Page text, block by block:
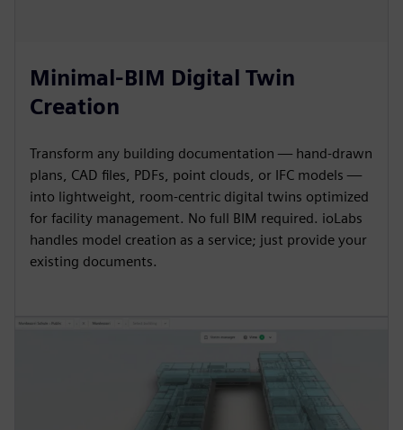
Minimal-BIM Digital Twin
Creation
Transform any building documentation — hand-drawn
plans, CAD files, PDFs, point clouds, or IFC models —
into lightweight, room-centric digital twins optimized
for facility management. No full BIM required. ioLabs
handles model creation as a service; just provide your
existing documents.